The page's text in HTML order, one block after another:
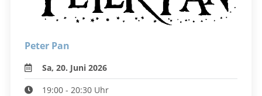
Peter Pan
Sa, 20. Juni 2026
19:00 - 20:30 Uhr